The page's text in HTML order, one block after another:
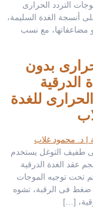
التردد الحرارى
أنسجة الغدة السليمة،
مضاعفاتها، مع نسب
بدون
الدرقية
للغدة
طفيف التوغل يستخدم
عقد الغدة الدرقية
تحت توجيه الموجات
ضغط فى الرقبة، تشوه
[…]